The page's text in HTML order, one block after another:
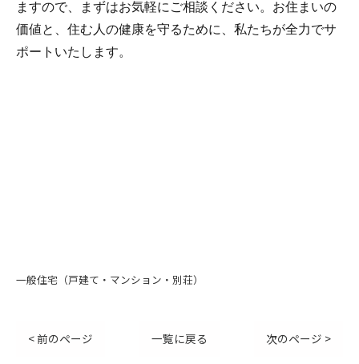
ますので、まずはお気軽にご相談ください。お住まいの
価値と、住む人の健康を守るために、私たちが全力でサ
ポートいたします。
一般住宅（戸建て・マンション・別荘）
< 前のページ 一覧に戻る 次のページ >